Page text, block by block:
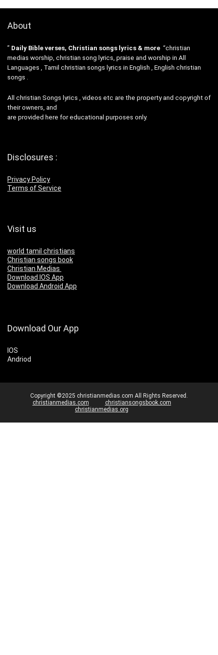
About
” Daily Bible verses, Christian songs lyrics & more “christian
medias worship, christian song lyrics, praise and worship in All
Languages , Tamil christian songs lyrics in English , English christian
songs .
All christian Songs lyrics , videos etc are the property and copyright of
their owners, and
are provided here for educational purposes only.
Disclosures :
Privacy Policy
Terms of Service
Visit us
world tamil christians
Christian songs book
Christian Medias
Download IOS App
Download Android App
Download Our App
IOS
Andriod
Copyright ©2025 christianmedias.com All Rights Reserved.
christianmedias.com
christiansongsbook.com
christianmedias.org